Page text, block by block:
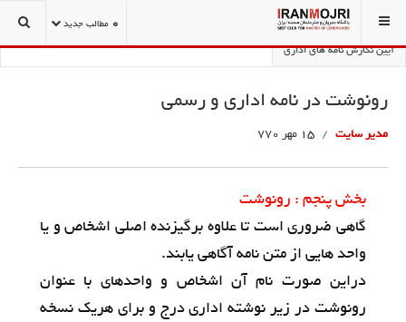
0 مطالب جدید شما اینجا هستید: بانک تقدیر نامه
آیین نگارش نامه های اداری
رونوشت در نامه اداری و رسمی
مدیر سایت 15 مهر 770
بخش پنجم : رونوشت
گاهی ضروری است تا علاوه برگیزنده اصلی اشخاص و یا
واحد هایی از متن نامه آگاهی یابند.
دراین صورت نام آن اشخاص و واحدهای با عنوان
رونوشت در زیر نوشته اداری درج و برای هریک نسخه